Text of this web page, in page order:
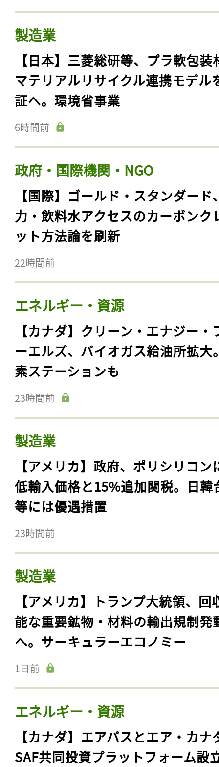
製造業
【日本】三菱総研等、プラ軟包装
マテリアルリサイクル連携モデル
証へ。環境省事業
6時間前
政府・国際機関・NGO
【国際】ゴールド・スタンダード
力・飲料水アクセスのカーボンク
ット方法論を刷新
22時間前
エネルギー・資源
【カナダ】クリーン・エナジー・
ーエルズ、バイオガス給油所拡大
素ステーションも
23時間前
製造業
【アメリカ】政府、ポリシリコン
低輸入価格と15%追加関税。日韓
等には優遇措置
23時間前
製造業
【アメリカ】トランプ大統領、回
能な重要鉱物・材料の輸出規制発
へ。サーキュラーエコノミー
1日前
エネルギー・資源
【カナダ】エアバスとエア・カナ
SAF共同投資プラットフォーム設